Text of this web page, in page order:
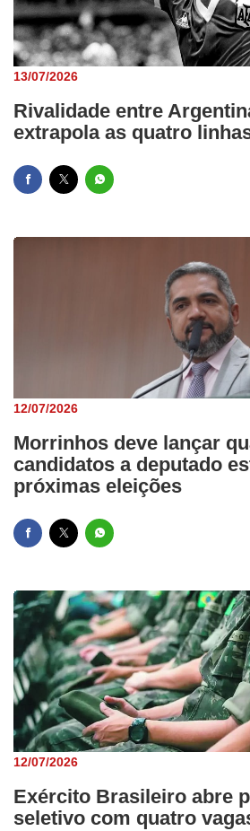
13/07/2026
Rivalidade entre
extrapola as quatro
12/07/2026
Morrinhos deve lançar
candidatos a deputado
próximas eleições
12/07/2026
Exército Brasileiro abre
seletivo com quatro